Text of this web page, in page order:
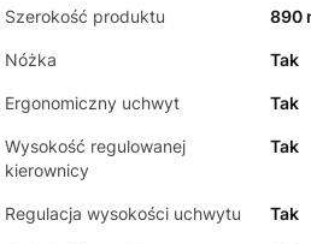
Szerokość produktu 890
Nóżka Tak
Ergonomiczny uchwyt Tak
Wysokość regulowanej
kierownicy
Tak
Regulacja wysokości uchwytu Tak